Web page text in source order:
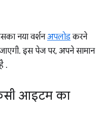
नया वर्शनअपलोडकरने
इस पेज पर, अपने सामान
.
आइटम का